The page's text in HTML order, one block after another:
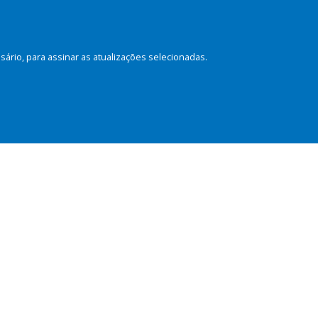
para assinar as atualizações selecionadas.